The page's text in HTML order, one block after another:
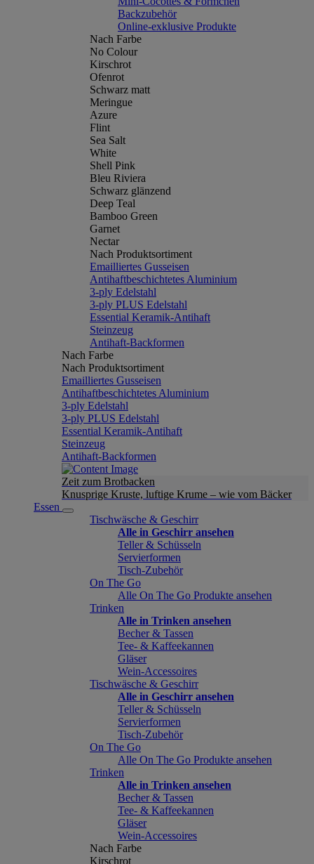
Backzubehör
Online-exklusive Produkte
Nach Farbe
No Colour
Kirschrot
Ofenrot
Schwarz matt
Meringue
Azure
Flint
Sea Salt
White
Shell Pink
Bleu Riviera
Schwarz glänzend
Deep Teal
Bamboo Green
Garnet
Nectar
Nach Produktsortiment
Emailliertes Gusseisen
Antihaftbeschichtetes Aluminium
3-ply Edelstahl
3-ply PLUS Edelstahl
Essential Keramik-Antihaft
Steinzeug
Antihaft-Backformen
Nach Farbe
Nach Produktsortiment
Emailliertes Gusseisen
Antihaftbeschichtetes Aluminium
3-ply Edelstahl
3-ply PLUS Edelstahl
Essential Keramik-Antihaft
Steinzeug
Antihaft-Backformen
Zeit zum Brotbacken
Knusprige Kruste, luftige Krume – wie vom Bäcker
Essen
Tischwäsche & Geschirr
Alle in Geschirr ansehen
Teller & Schüsseln
Servierformen
Tisch-Zubehör
On The Go
Alle On The Go Produkte ansehen
Trinken
Alle in Trinken ansehen
Becher & Tassen
Tee- & Kaffeekannen
Gläser
Wein-Accessoires
Tischwäsche & Geschirr
Alle in Geschirr ansehen
Teller & Schüsseln
Servierformen
Tisch-Zubehör
On The Go
Alle On The Go Produkte ansehen
Trinken
Alle in Trinken ansehen
Becher & Tassen
Tee- & Kaffeekannen
Gläser
Wein-Accessoires
Nach Farbe
Kirschrot